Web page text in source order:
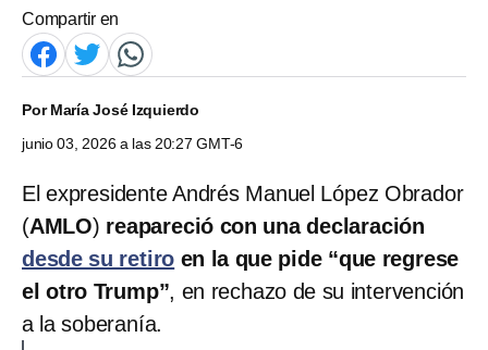
Compartir en
PorMaría José Izquierdo
junio 03, 2026 a las 20:27 GMT-6
El expresidente Andrés Manuel López Obrador
(AMLO) reapareció con una declaración
desde su retiro en la que pide “que regrese
el otro Trump”, en rechazo de su intervención
a la soberanía.